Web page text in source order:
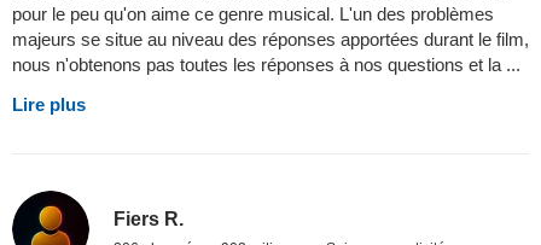
pour le peu qu'on aime ce genre musical. L'un des problèmes
majeurs se situe au niveau des réponses apportées durant le film,
nous n'obtenons pas toutes les réponses à nos questions et la ...
Lire plus
Fiers R.